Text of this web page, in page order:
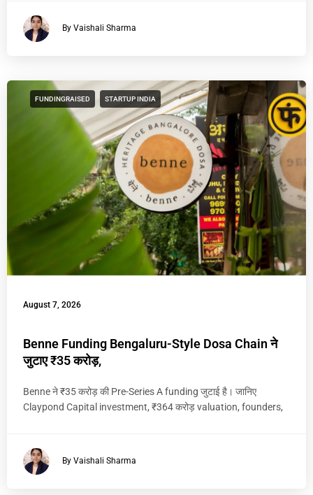
By Vaishali Sharma
FUNDINGRAISED STARTUP INDIA
August 7, 2026
Benne Funding Bengaluru-Style Dosa Chain ने
जुटाए ₹35 करोड़,
Benne ने ₹35 करोड़ की Pre-Series A funding जुटाई है। जानिए
Claypond Capital investment, ₹364 करोड़ valuation, founders,
By Vaishali Sharma